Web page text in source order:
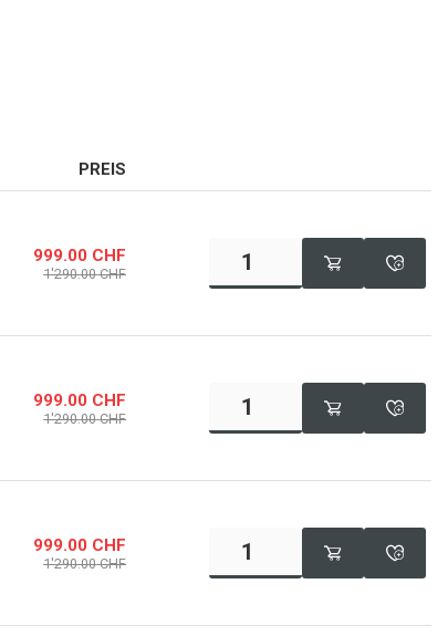
PREIS
999.00 CHF
1'290.00 CHF
999.00 CHF
1'290.00 CHF
999.00 CHF
1'290.00 CHF